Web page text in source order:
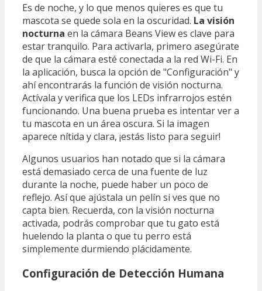
Es de noche, y lo que menos quieres es que tu
mascota se quede sola en la oscuridad. La visión
nocturna en la cámara Beans View es clave para
estar tranquilo. Para activarla, primero asegúrate
de que la cámara esté conectada a la red Wi-Fi. En
la aplicación, busca la opción de "Configuración" y
ahí encontrarás la función de visión nocturna.
Actívala y verifica que los LEDs infrarrojos estén
funcionando. Una buena prueba es intentar ver a
tu mascota en un área oscura. Si la imagen
aparece nítida y clara, ¡estás listo para seguir!
Algunos usuarios han notado que si la cámara
está demasiado cerca de una fuente de luz
durante la noche, puede haber un poco de
reflejo. Así que ajústala un pelín si ves que no
capta bien. Recuerda, con la visión nocturna
activada, podrás comprobar que tu gato está
huelendo la planta o que tu perro está
simplemente durmiendo plácidamente.
Configuración de Detección Humana